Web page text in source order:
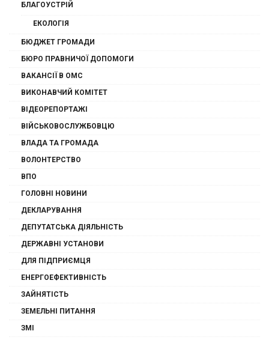
БЛАГОУСТРІЙ
ЕКОЛОГІЯ
БЮДЖЕТ ГРОМАДИ
БЮРО ПРАВНИЧОЇ ДОПОМОГИ
ВАКАНСІЇ В ОМС
ВИКОНАВЧИЙ КОМІТЕТ
ВІДЕОРЕПОРТАЖІ
ВІЙСЬКОВОСЛУЖБОВЦЮ
ВЛАДА ТА ГРОМАДА
ВОЛОНТЕРСТВО
ВПО
ГОЛОВНІ НОВИНИ
ДЕКЛАРУВАННЯ
ДЕПУТАТСЬКА ДІЯЛЬНІСТЬ
ДЕРЖАВНІ УСТАНОВИ
ДЛЯ ПІДПРИЄМЦЯ
ЕНЕРГОЕФЕКТИВНІСТЬ
ЗАЙНЯТІСТЬ
ЗЕМЕЛЬНІ ПИТАННЯ
ЗМІ